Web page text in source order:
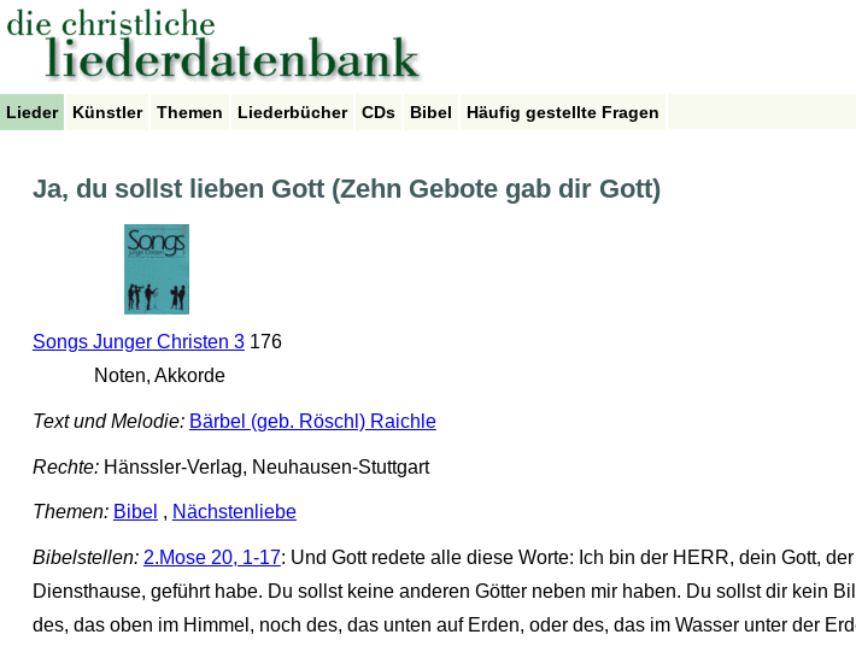
Lieder Künstler Themen Liederbücher CDs Bibel Häufig gestellte Fragen
Ja, du sollst lieben Gott (Zehn Gebote gab dir Gott)
Songs Junger Christen 3176
Noten, Akkorde
Text und Melodie: Bärbel (geb. Röschl) Raichle
Rechte:Hänssler-Verlag, Neuhausen-Stuttgart
Themen: Bibel , Nächstenliebe
Bibelstellen: 2.Mose 20, 1-17: Und Gott redete alle diese Worte: Ich bin der HERR, dein Gott,
Diensthause, geführt habe. Du sollst keine anderen Götter neben mir haben. Du sollst dir kein
des, das oben im Himmel, noch des, das unten auf Erden, oder des, das im Wasser unter der